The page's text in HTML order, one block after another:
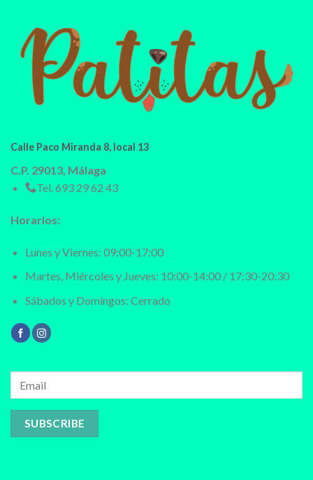
Calle Paco Miranda 8, local 13
C.P. 29013, Málaga
Tel.693 29 62 43
Horarios:
Lunes y Viernes: 09:00-17:00
Martes, Miércoles y Jueves: 10:00-14:00 / 17:30-20:30
Sábados y Domingos: Cerrado